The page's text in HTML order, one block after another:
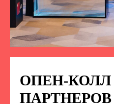
ОПЕН-КОЛЛ
ПАРТНЕРОВ
НА НАС В СОЦСЕТЯХ